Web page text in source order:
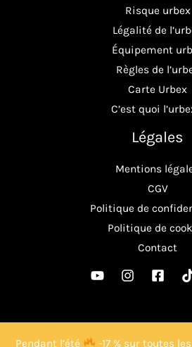
Pendant l’été -17 % sur toutes
Risque urbex
Légalité de
Équipement
Règles de
Carte Urbex
C’est quoi
Légales
Mentions
CGV
Politique de
Politique de
Contact